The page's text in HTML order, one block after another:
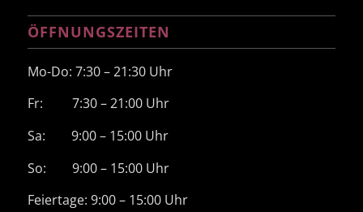
ÖFFNUNGSZEITEN
Mo-Do: 7:30 – 21:30 Uhr
Fr: 7:30 – 21:00 Uhr
Sa: 9:00 – 15:00 Uhr
So: 9:00 – 15:00 Uhr
Feiertage: 9:00 – 15:00 Uhr